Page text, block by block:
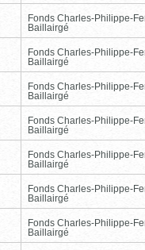
Fonds Charles-Philippe-
Baillairgé
Fonds Charles-Philippe-
Baillairgé
Fonds Charles-Philippe-
Baillairgé
Fonds Charles-Philippe-
Baillairgé
Fonds Charles-Philippe-
Baillairgé
Fonds Charles-Philippe-
Baillairgé
Fonds Charles-Philippe-
Baillairgé